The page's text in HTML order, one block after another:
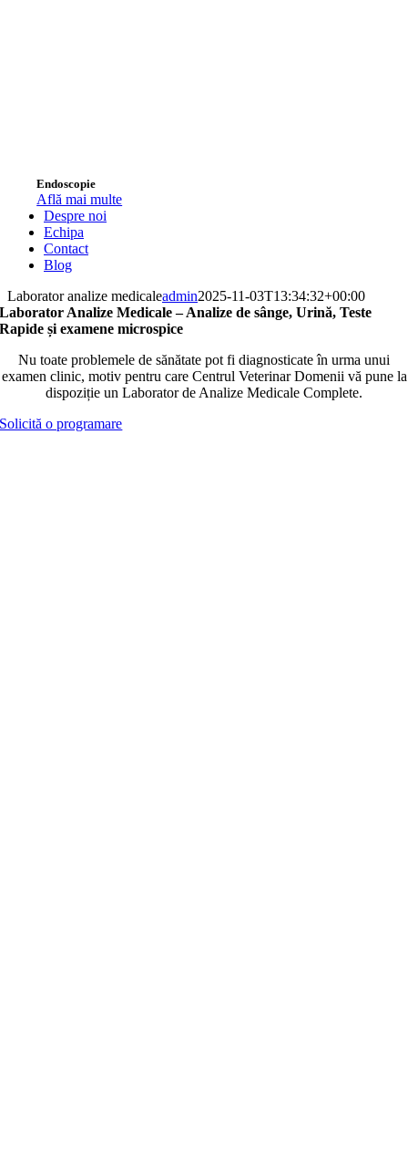
Endoscopie
Află mai multe
Despre noi
Echipa
Contact
Blog
Laborator analize medicaleadmin2025-11-03T13:34:32+00:00
Laborator Analize Medicale – Analize de sânge, Urină, Teste
Rapide și examene microspice
Nu toate problemele de sănătate pot fi diagnosticate în urma unui
examen clinic, motiv pentru care Centrul Veterinar Domenii vă pune la
dispoziție un Laborator de Analize Medicale Complete.
Solicită o programare